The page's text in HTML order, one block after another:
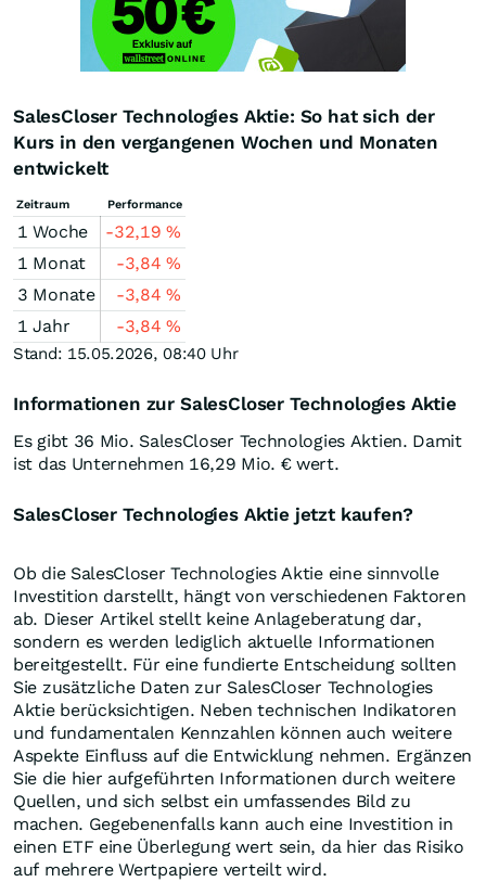
SalesCloser Technologies Aktie: So hat sich der
Kurs in den vergangenen Wochen und Monaten
entwickelt
Zeitraum Performance
1 Woche -32,19%
1 Monat
-3,84%
3 Monate
-3,84%
1 Jahr
-3,84%
Stand: 15.05.2026, 08:40 Uhr
Informationen zur SalesCloser Technologies Aktie
Es gibt 36 Mio. SalesCloser Technologies Aktien. Damit
ist das Unternehmen 16,29 Mio. € wert.
SalesCloser Technologies Aktie jetzt kaufen?
Ob die SalesCloser Technologies Aktie eine sinnvolle
Investition darstellt, hängt von verschiedenen Faktoren
ab. Dieser Artikel stellt keine Anlageberatung dar,
sondern es werden lediglich aktuelle Informationen
bereitgestellt. Für eine fundierte Entscheidung sollten
Sie zusätzliche Daten zur SalesCloser Technologies
Aktie berücksichtigen. Neben technischen Indikatoren
und fundamentalen Kennzahlen können auch weitere
Aspekte Einfluss auf die Entwicklung nehmen. Ergänzen
Sie die hier aufgeführten Informationen durch weitere
Quellen, und sich selbst ein umfassendes Bild zu
machen. Gegebenenfalls kann auch eine Investition in
einen ETF eine Überlegung wert sein, da hier das Risiko
auf mehrere Wertpapiere verteilt wird.